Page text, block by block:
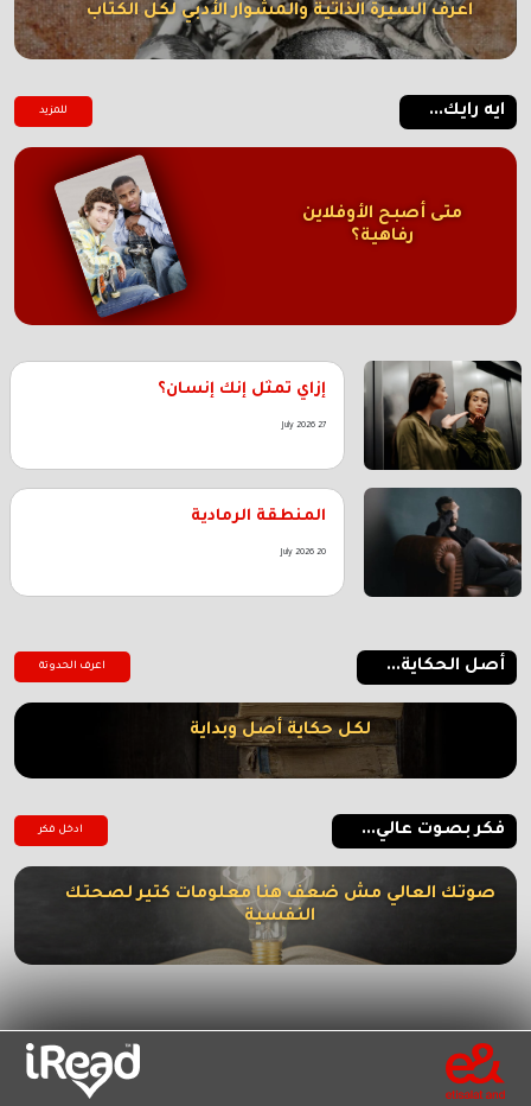
اعرف السيرة الذاتية والمشوار الأدبي لكل الكُتاب
ايه رايك... للمزيد
متى أصبح الأوفلاين
رفاهية؟
إزاي تمثل إنك إنسان؟
27 July 2026
المنطقة الرمادية
20 July 2026
أصل الحكاية... اعرف الحدوتة
لكل حكاية أصل وبداية
فكر بصوت عالي... ادخل فكر
صوتك العالي مش ضعف هنا معلومات كتير لصحتك
النفسية